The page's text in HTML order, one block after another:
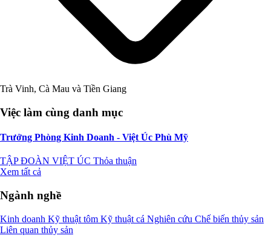
Trà Vinh, Cà Mau và Tiền Giang
Việc làm cùng danh mục
Trưởng Phòng Kinh Doanh - Việt Úc Phù Mỹ
TẬP ĐOÀN VIỆT ÚC Thỏa thuận
Xem tất cả
Ngành nghề
Kinh doanh Kỹ thuật tôm Kỹ thuật cá Nghiên cứu Chế biến thủy sản
Liên quan thủy sản